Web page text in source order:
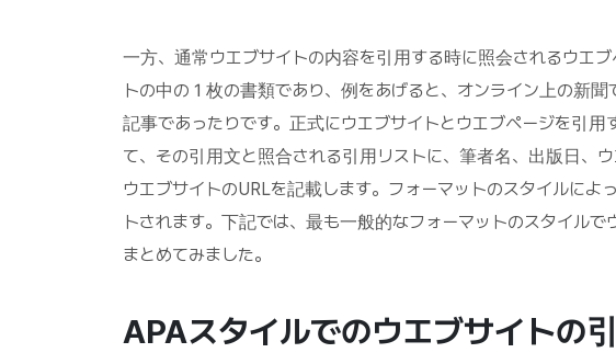
一方、通常ウエブサイトの内容を引用する時に照会されるウエ
トの中の１枚の書類であり、例をあげると、オンライン上の新
記事であったりです。正式にウエブサイトとウエブページを引
て、その引用文と照合される引用リストに、筆者名、出版日、ウ
ウエブサイトのURLを記載します。フォーマットのスタイルによ
トされます。下記では、最も一般的なフォーマットのスタイル
まとめてみました。
APAスタイルでのウエブサイトの